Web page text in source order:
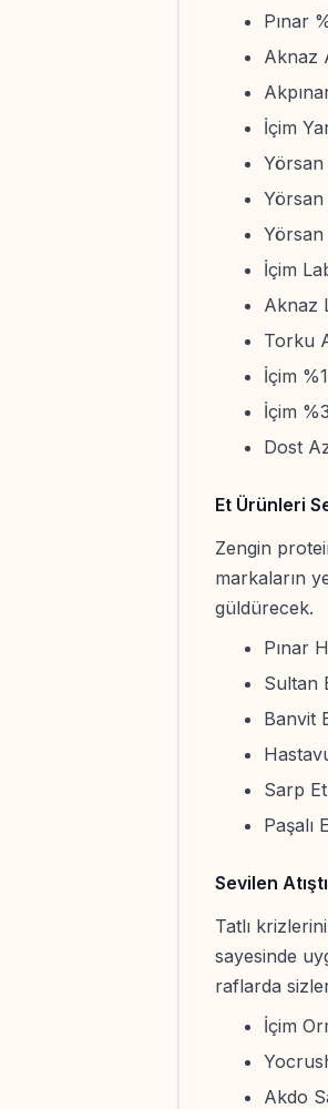
Pınar
Aknaz
İçim
Yörsan
Yörsan
İçim
Aknaz
Torku
İçim
İçim
Dost
Et Ürünleri
Zengin
markaların
güldürecek.
Pınar
Sultan
Banvit
Sarp
Paşalı
Sevilen
Tatlı
sayesinde
raflarda
İçim
Akdo